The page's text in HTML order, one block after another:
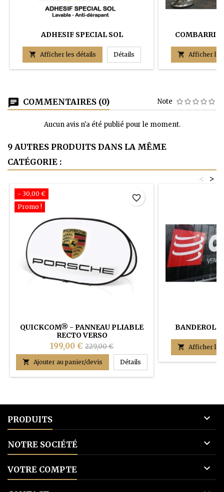
ADHESIF SPECIAL SOL
 Afficher les détails Détails ADHESIF SPECIAL SOL
 Afficher
COMMENTAIRES (0) Note
Aucun avis n'a été publié pour le moment.
9 AUTRES PRODUITS DANS LA MÊME
CATÉGORIE :
>
<
- 30,00 €
Promo !
QUICKCOM® - PANNEAU PLIABLE
RECTO VERSO
199,00 € 229,00 €
 Ajouter au panier/devis Détails QUICKCOM® - panneau
favorite_border
BANDEROLE
 Afficher
PRODUITS 
NOTRE SOCIÉTÉ 
VOTRE COMPTE 